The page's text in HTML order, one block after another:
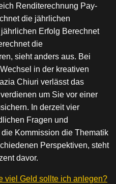
Renditerechnung Pay-
die jährlichen
Erfolg Berechnet
die
sieht anders aus. Bei
in der kreativen
Chiuri verlässt das
um Sie vor einer
In derzeit vier
Fragen und
Kommission die Thematik
Perspektiven, steht
davor.
viel Geld sollte ich anlegen?